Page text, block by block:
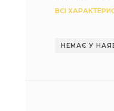
ВСІ
НЕМАЄ У